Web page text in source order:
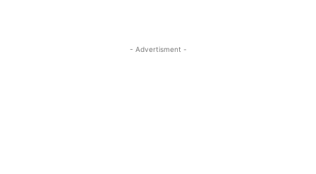
- Advertisment -